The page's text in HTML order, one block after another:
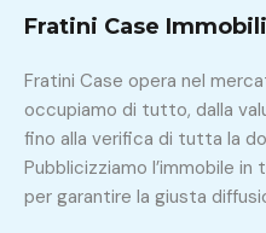
Fratini Case
Fratini Case opera nel
occupiamo di tutto, dalla
fino alla verifica di tutta la
Pubblicizziamo l’immobile
per garantire la giusta